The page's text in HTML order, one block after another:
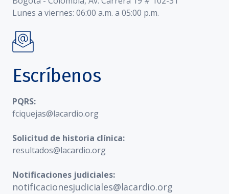
Lunes a viernes: 06:00 a.m. a 05:00 p.m.
Escríbenos
PQRS:
fciquejas@lacardio.org
Solicitud de historia clínica:
resultados@lacardio.org
Notificaciones judiciales:
notificacionesjudiciales@lacardio.org